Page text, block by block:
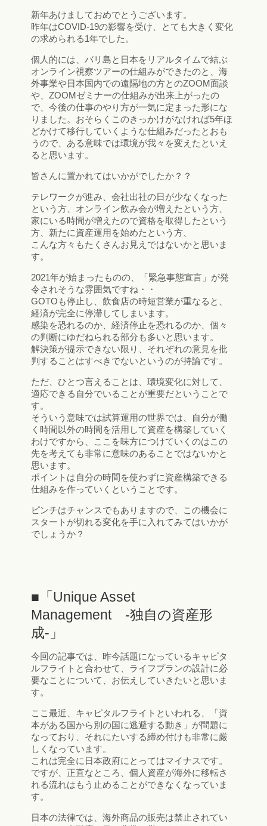
新年あけましておめでとうございます。
昨年はCOVID-19の影響を受け、とても大きく変化
の求められる1年でした。
個人的には、バリ島と日本をリアルタイムで結ぶ
オンライン視察ツアーの仕組みができたのと、海
外事業や日本国内での遠隔地の方とのZOOM面談
や、ZOOMゼミナーの仕組みが出来上がったの
で、今後の仕事のやり方が一気に定まった形にな
りました。おそらくこのきっかけがなければ5年ほ
どかけて移行していくような仕組みだったとおも
うので、ある意味では環境が我々を変えたといえ
ると思います。
皆さんに置かれてはいかがでしたか？？
テレワークが進み、会社出社の日が少なくなった
という方、オンライン飲み会が増えたという方、
家にいる時間が増えたので資格を取得したという
方、新たに資産運用を始めたという方、
こんな方々もたくさんお見えではないかと思いま
す。
2021年が始まったものの、「緊急事態宣言」が発
令されそうな雰囲気ですね・・
GOTOも停止し、飲食店の時短営業が重なると、
経済が完全に停滞してしまいます。
感染を恐れるのか、経済停止を恐れるのか、個々
の判断にゆだねられる部分も多いと思います。
解決策が提示できない限り、それぞれの意見を批
判することはすべきでないというのが持論です。
ただ、ひとつ言えることは、環境変化に対して、
適応できる自分でいることが重要だということで
す。
そういう意味では試算運用の世界では、自分が働
く時間以外の時間を活用して資産を構築していく
わけですから、ここを味方につけていくのはこの
先を考えても非常に意味のあることではないかと
思います。
ポイントは自分の時間を使わずに資産構築できる
仕組みを作っていくということです。
ピンチはチャンスでもありますので、この機会に
スタートが切れる変化を手に入れてみてはいかが
でしょうか？
■「Unique Asset
Management -独自の資産形
成-」
今回の記事では、昨今話題になっているキャピタ
ルフライトと合わせて、ライフプランの設計に必
要なことについて、お伝えしていきたいと思いま
す。
ここ最近、キャピタルフライトといわれる、「資
本がある国から別の国に逃避する動き」が問題に
なっており、それにたいする締め付けも非常に厳
しくなっています。
これは完全に日本政府にとってはマイナスです。
ですが、正直なところ、個人資産が海外に移転さ
れる流れはもう止めることができなくなっていま
す。
日本の法律では、海外商品の販売は禁止されてい